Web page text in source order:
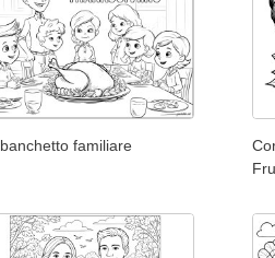
familiare